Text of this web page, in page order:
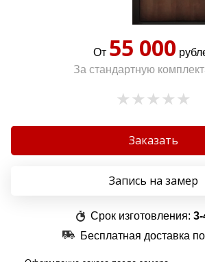
От 55 000
За стандартную
Заказать
Запись на замер
Срок изготовления:
Бесплатная доставка